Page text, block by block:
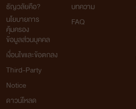
ธัญวลัยคือ?
นโยบายการ
คุ้มครอง
ข้อมูลส่วนบุคคล
เงื่อนไขและข้อตกลง
Third-Party
Notice
ดาวน์โหลด
บทความ
FAQ